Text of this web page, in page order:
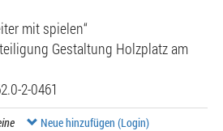
mit spielen“
Gestaltung Holzplatz am
2-0461
Neue hinzufügen (Login)